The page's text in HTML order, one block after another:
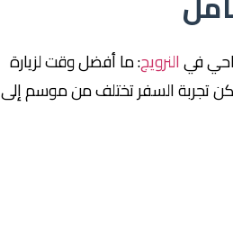
فيالنرويج: ما أفضل وقت لزيارة
لكن تجربة السفر تختلف من موسم إلى